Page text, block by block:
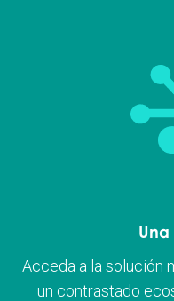
Acceda a la solución
un contrastado